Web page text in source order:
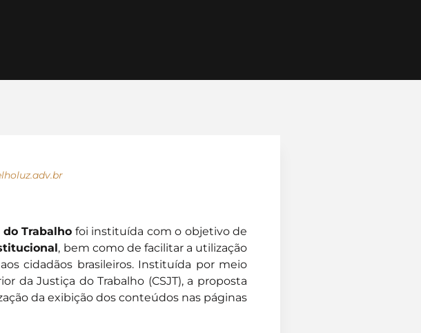
Trabalho foi instituída com o objetivo de
, bem como de facilitar a utilização
cidadãos brasileiros. Instituída por meio
da Justiça do Trabalho (CSJT), a proposta
da exibição dos conteúdos nas páginas